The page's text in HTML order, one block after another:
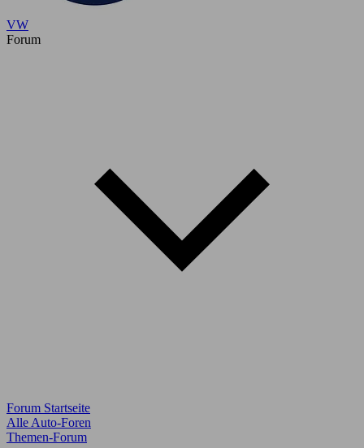
VW
Forum
Forum Startseite
Alle Auto-Foren
Themen-Forum